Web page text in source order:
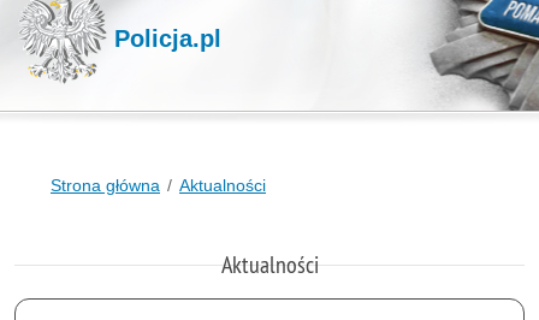
Policja.pl
Strona główna Aktualności
Aktualności